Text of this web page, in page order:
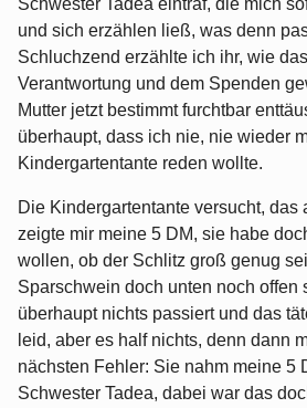
und sich erzählen ließ, was denn
Schluchzend erzählte ich ihr, wie
Verantwortung und dem Spenden
Mutter jetzt bestimmt furchtbar
überhaupt, dass ich nie, nie wieder
Kindergartentante reden wollte.
Die Kindergartentante versucht, das
zeigte mir meine 5 DM, sie habe
wollen, ob der Schlitz groß genug
Sparschwein doch unten noch offen
überhaupt nichts passiert und das
leid, aber es half nichts, denn dann
nächsten Fehler: Sie nahm meine 5
Schwester Tadea, dabei war das